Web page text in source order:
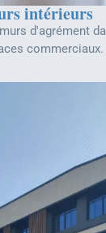
intérieurs
d'agrément
commerciaux.